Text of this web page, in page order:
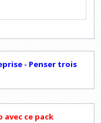
- Penser trois
avec ce pack